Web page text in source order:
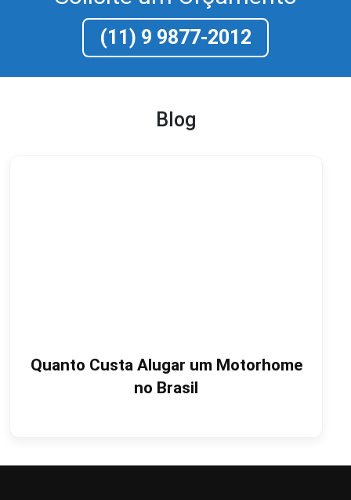
(11) 9 9877-2012
Blog
Quanto Custa Alugar um Motorhome
no Brasil